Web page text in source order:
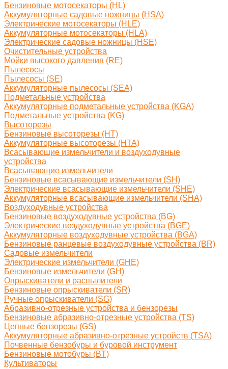
Бензиновые мотосекаторы (HL)
Аккумуляторные садовые ножницы (HSA)
Электрические мотосекаторы (HLE)
Аккумуляторные мотосекаторы (HLA)
Электрические садовые ножницы (HSE)
Очистительные устройства
Мойки высокого давления (RE)
Пылесосы
Пылесосы (SE)
Аккумуляторные пылесосы (SEA)
Подметальные устройства
Аккумуляторные подметальные устройства (KGA)
Подметальные устройства (KG)
Высоторезы
Бензиновые высоторезы (HT)
Аккумуляторные высоторезы (HTA)
Всасывающие измельчители и воздуходувные
устройства
Всасывающие измельчители
Бензиновые всасывающие измельчители (SH)
Электрические всасывающие измельчители (SHE)
Аккумуляторные всасывающие измельчители (SHA)
Воздуходувные устройства
Бензиновые воздуходувные устройства (BG)
Электрические воздуходувные устройства (BGE)
Аккумуляторные воздуходувные устройства (BGA)
Бензиновые ранцевые воздуходувные устройства (BR)
Садовые измельчители
Электрические измельчители (GHE)
Бензиновые измельчители (GH)
Опрыскиватели и распылители
Бензиновые опрыскиватели (SR)
Ручные опрыскиватели (SG)
Абразивно-отрезные устройства и бензорезы
Бензиновые абразивно-отрезные устройства (TS)
Цепные бензорезы (GS)
Аккумуляторные абразивно-отрезные устройств (TSA)
Почвенные бензобуры и буровой инструмент
Бензиновые мотобуры (BT)
Культиваторы